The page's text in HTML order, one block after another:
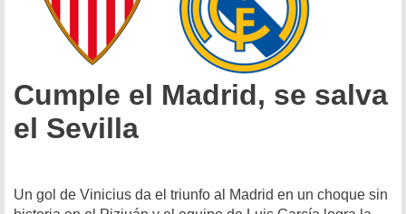
Cumple el Madrid, se salva
el Sevilla
Un gol de Vinicius da el triunfo al Madrid en un choque sin